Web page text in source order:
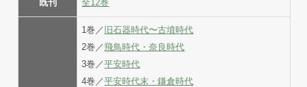
既刊 全12巻
1巻／ 旧石器時代〜古墳時代
2巻／飛鳥時代・奈良時代
3巻／平安時代
4巻／平安時代末・鎌倉時代